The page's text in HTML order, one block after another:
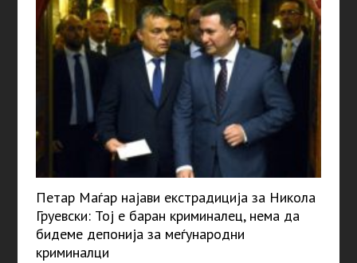
Петар Маѓар најави екстрадиција за Никола
Груевски: Тој е баран криминалец, нема да
бидеме депонија за меѓународни
криминалци